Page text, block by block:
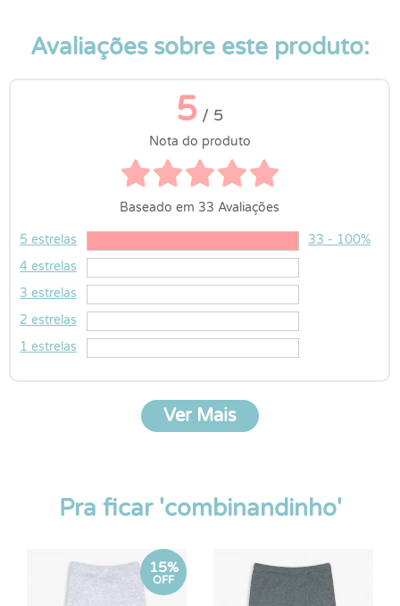
Avaliações sobre este produto:
5 / 5
Nota do produto
Baseado em 33 Avaliações
5 estrelas
33 - 100%
4 estrelas
3 estrelas
2 estrelas
1 estrelas
Ver Mais
Pra ficar 'combinandinho'
15%
OFF